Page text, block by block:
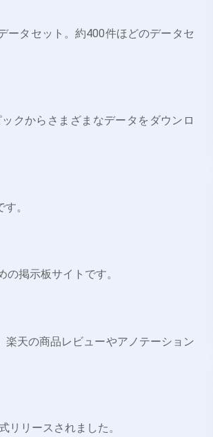
ータセット。約400件ほどのデータセ
クからさまざまなデータをダウンロ
。
掲示板サイトです。
天の商品レビューやアノテーション
リリースされました。